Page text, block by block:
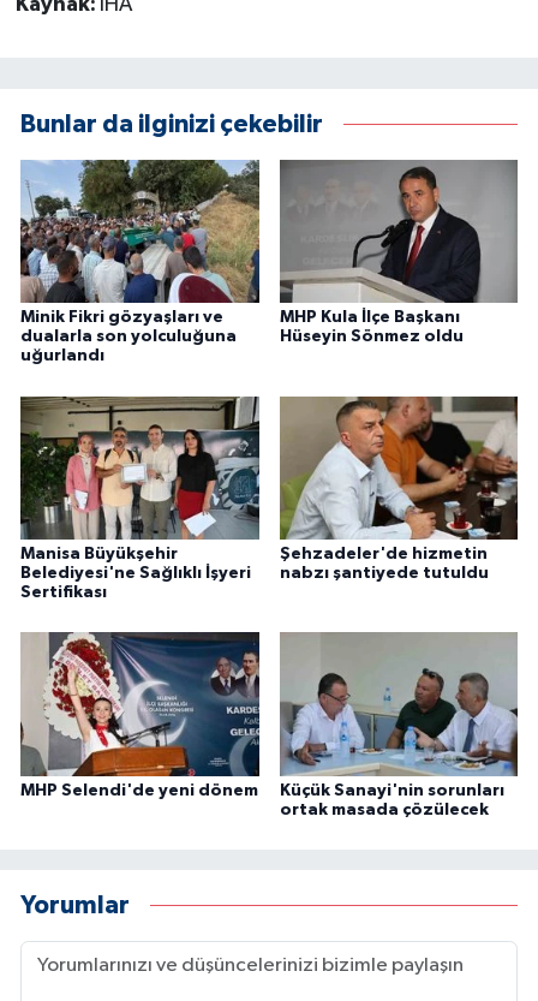
Kaynak: İHA
Bunlar da ilginizi çekebilir
Minik Fikri gözyaşları ve
dualarla son yolculuğuna
uğurlandı
MHP Kula İlçe Başkanı
Hüseyin Sönmez oldu
Manisa Büyükşehir
Belediyesi'ne Sağlıklı İşyeri
Sertifikası
Şehzadeler'de hizmetin
nabzı şantiyede tutuldu
MHP Selendi'de yeni dönem
Küçük Sanayi'nin sorunları
ortak masada çözülecek
Yorumlar